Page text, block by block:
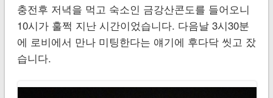
충전후 저녁을 먹고 숙소인 금강산콘도를 들어오니
10시가 훌쩍 지난 시간이었습니다. 다음날 3시30분
에 로비에서 만나 미팅한다는 얘기에 후다닥 씻고 잤
습니다.